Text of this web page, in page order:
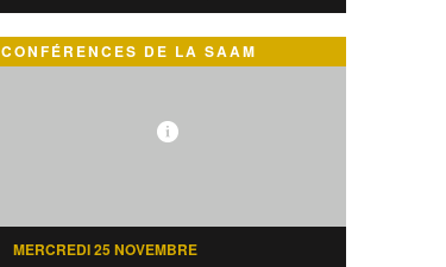
CONFÉRENCES DE LA SAAM
MERCREDI 25 NOVEMBRE